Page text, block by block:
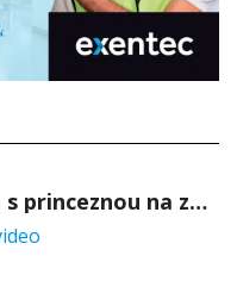
Prohlídka s princeznou na zámku Stekník